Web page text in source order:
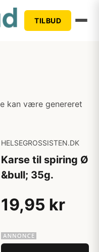
TILBUD
kan være genereret
HELSEGROSSISTEN.DK
Karse til spiring Ø
&bull; 35g.
19,95 kr